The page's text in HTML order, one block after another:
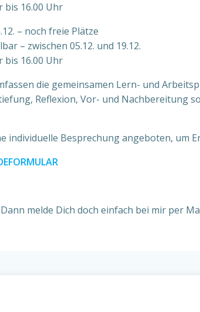
bis 16.00 Uhr
– noch freie Plätze
– zwischen 05.12. und 19.12.
bis 16.00 Uhr
die gemeinsamen Lern- und
Reflexion, Vor- und Nachbereitung
individuelle Besprechung angeboten, um
melde Dich doch einfach bei mir per